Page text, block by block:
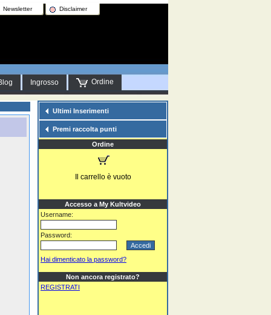
Newsletter Disclaimer
Ingrosso Ordine
Ultimi Inserimenti
Premi raccolta punti
Ordine
Il carrello è vuoto
Accesso a My Kultvideo
Username:
Password:
Hai dimenticato la password?
Non ancora registrato?
REGISTRATI